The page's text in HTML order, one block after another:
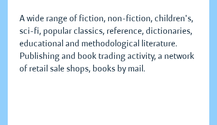
A wide range of fiction, non-fiction, children's,
sci-fi, popular classics, reference, dictionaries,
educational and methodological literature.
Publishing and book trading activity, a network
of retail sale shops, books by mail.